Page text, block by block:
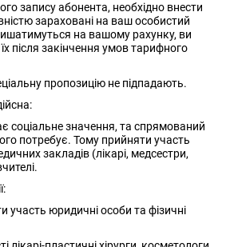
запису абонента, необхідно внести
зараховані на ваш особистий
на вашому рахунку, ви
після закінчення умов тарифного
пропозицію не підпадають.
соціальне значення, та спрямований
потребує. Тому прийняти участь
закладів (лікарі, медсестри,
участь юридичні особи та фізичні